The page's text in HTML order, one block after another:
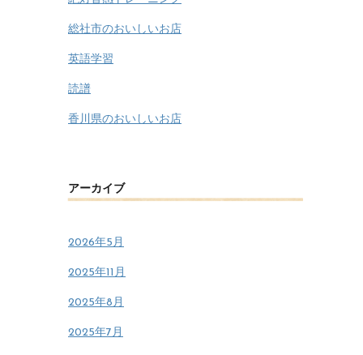
総社市のおいしいお店
英語学習
読譜
香川県のおいしいお店
アーカイブ
2026年5月
2025年11月
2025年8月
2025年7月